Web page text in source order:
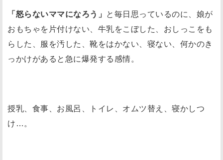
「怒らないママになろう」
と毎日思っているのに、娘が
おもちゃを片付けない、牛乳をこぼした、おしっこをも
らした、服を汚した、靴をはかない、寝ない、何かのき
っかけがあると急に爆発する感情。
授乳、食事、お風呂、トイレ、オムツ替え、寝かしつ
け…。